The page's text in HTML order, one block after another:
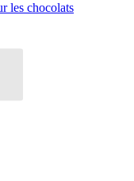
les chocolats